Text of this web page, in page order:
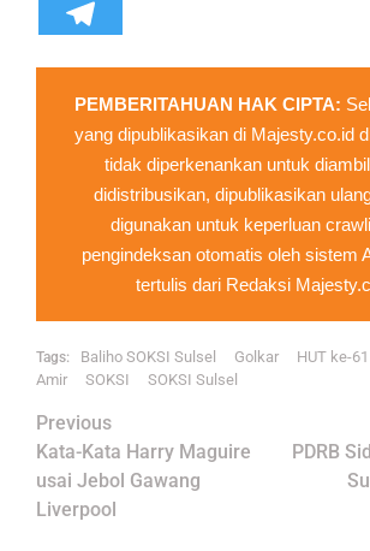
PEMBERITAHUAN HAK CIPTA:
yang dipublikasikan di Majesty.co.id
tidak diperkenankan untuk
didistribusikan, dipublikasikan
digunakan untuk keperluan
pengindeksan otomatis oleh sistem
tertulis dari Redaksi
Tags: Baliho SOKSI Sulsel Golkar HUT ke-
Amir
SOKSI SOKSI Sulsel
Post
navigation
Previous
Kata-Kata Harry Maguire
usai Jebol Gawang
Liverpool
PDRB